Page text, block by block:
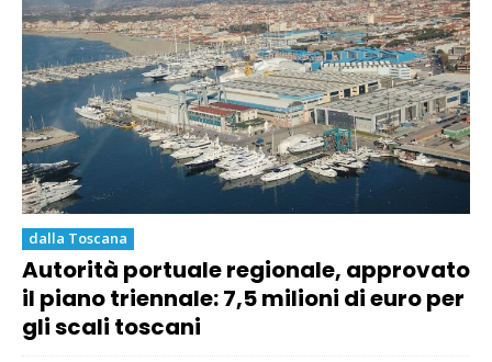
dalla Toscana
Autorità portuale regionale, approvato
il piano triennale: 7,5 milioni di euro per
gli scali toscani